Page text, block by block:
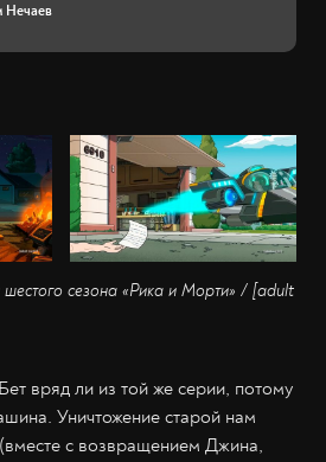
Нечаев
сезона «Рика и Морти» / [adult
вряд ли из той же серии, потому
Уничтожение старой нам
с возвращением Джина,